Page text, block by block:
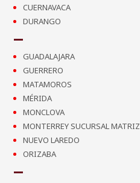
CUERNAVACA
DURANGO
GUADALAJARA
GUERRERO
MATAMOROS
MÉRIDA
MONCLOVA
MONTERREY SUCURSAL MATRIZ
NUEVO LAREDO
ORIZABA